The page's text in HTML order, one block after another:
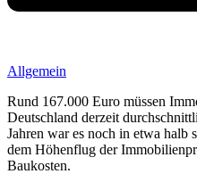
Allgemein
Rund 167.000 Euro müssen
Deutschland derzeit
Jahren war es noch in etwa halb
dem Höhenflug der
Baukosten.